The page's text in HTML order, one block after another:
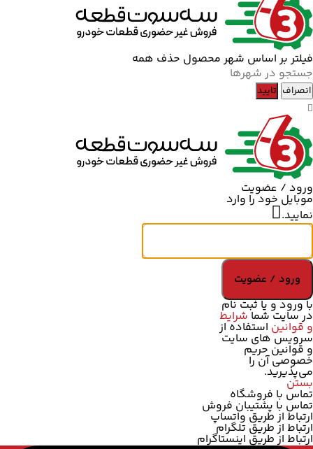
فیلتر بر اساس شهر محصول حذف همه
انصراف تایید
ورود / عضویت
موبایل خود را وارد
نمایید.
ورود / عضویت
با ورود و یا ثبت نام
در سایت شماشرایط
و قوانین استفاده از
سرویس های سایت
و قوانین حریم
خصوصیآن را
می‌پذیرید.
بستن
تماس با فروشگاه
تماس با پشتیبان فروش
ارتباط از طریق واتساپ
ارتباط از طریق تلگرام
ارتباط از طریق اینستاگرام